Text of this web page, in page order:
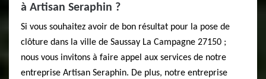
à Artisan Seraphin ?
Si vous souhaitez avoir de bon résultat pour la pose de
clôture dans la ville de Saussay La Campagne 27150 ;
nous vous invitons à faire appel aux services de notre
entreprise Artisan Seraphin. De plus, notre entreprise